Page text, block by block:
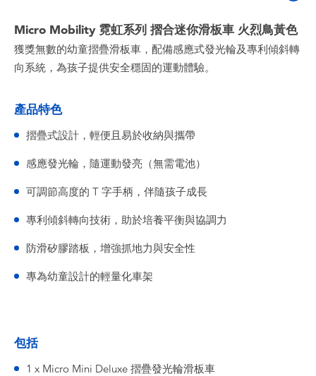
Micro Mobility 霓虹系列 摺合迷你滑板車 火烈鳥黃色
獲獎無數的幼童摺疊滑板車，配備感應式發光輪及專利傾斜轉
向系統，為孩子提供安全穩固的運動體驗。
產品特色
摺疊式設計，輕便且易於收納與攜帶
感應發光輪，隨運動發亮（無需電池）
可調節高度的 T 字手柄，伴隨孩子成長
專利傾斜轉向技術，助於培養平衡與協調力
防滑矽膠踏板，增強抓地力與安全性
專為幼童設計的輕量化車架
包括
1 x Micro Mini Deluxe 摺疊發光輪滑板車